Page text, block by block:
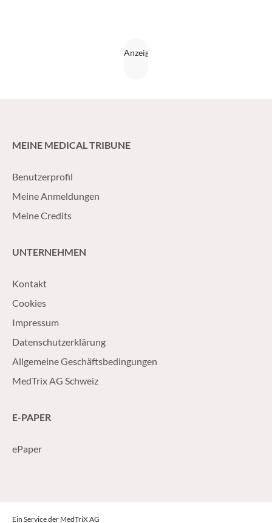
MEINE MEDICAL TRIBUNE
Benutzerprofil
Meine Anmeldungen
Meine Credits
UNTERNEHMEN
Kontakt
Cookies
Impressum
Datenschutzerklärung
Allgemeine Geschäftsbedingungen
MedTrix AG Schweiz
E-PAPER
ePaper
Ein Service der MedTriX AG